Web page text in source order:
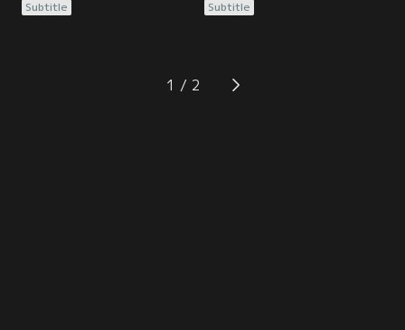
から、フィリップはウィリアムが感
染した出血熱ウイルスがムジャヒデ
たエリザベスたちは、帰宅したトゥ
Subtitle
が自分のことを深く憂慮しているこ
とを知り罪悪感を抱く。精神的に追
斡旋しようと計画する。
Subtitle
1